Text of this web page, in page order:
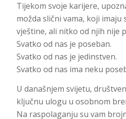
Tijekom svoje karijere,
možda slični vama, koji imaju
vještine, ali nitko od njih nije
Svatko od nas je poseban.
Svatko od nas je jedinstven.
Svatko od nas ima neku
U današnjem svijetu,
ključnu ulogu u osobnom
Na raspolaganju su vam